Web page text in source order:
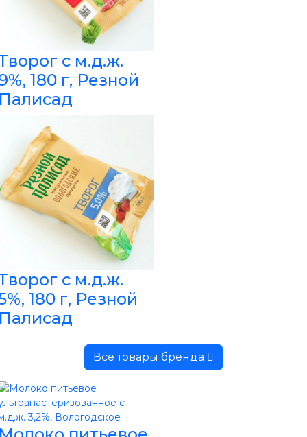
с м.д.ж.
180 г, Резной
с м.д.ж.
180 г, Резной
Все товары бренда